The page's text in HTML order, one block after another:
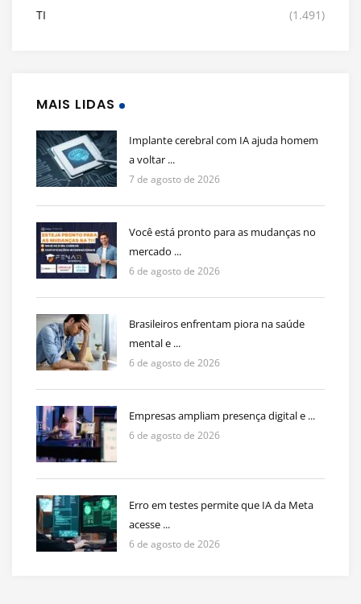
TI
(1.491)
MAIS LIDAS
Implante cerebral com IA ajuda homem
a voltar ...
7 de agosto de 2026
Você está pronto para as mudanças no
mercado ...
6 de agosto de 2026
Brasileiros enfrentam piora na saúde
mental e ...
6 de agosto de 2026
Empresas ampliam presença digital e ...
6 de agosto de 2026
Erro em testes permite que IA da Meta
acesse ...
6 de agosto de 2026